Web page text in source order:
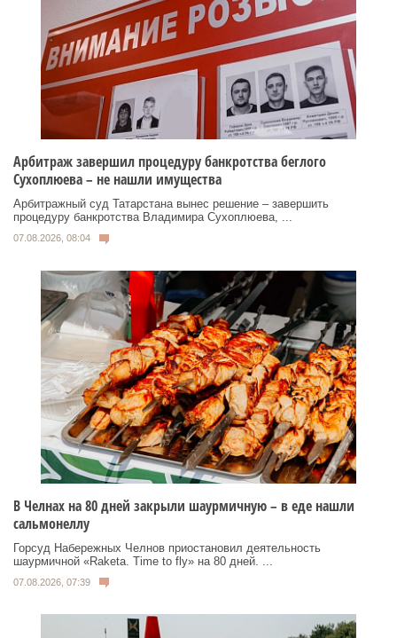
Арбитраж завершил процедуру банкротства беглого
Сухоплюева – не нашли имущества
Арбитражный суд Татарстана вынес решение – завершить
процедуру банкротства Владимира Сухоплюева, ...
07.08.2026, 08:04
В Челнах на 80 дней закрыли шаурмичную – в еде нашли
сальмонеллу
Горсуд Набережных Челнов приостановил деятельность
шаурмичной «Raketa. Time to fly» на 80 дней. ...
07.08.2026, 07:39